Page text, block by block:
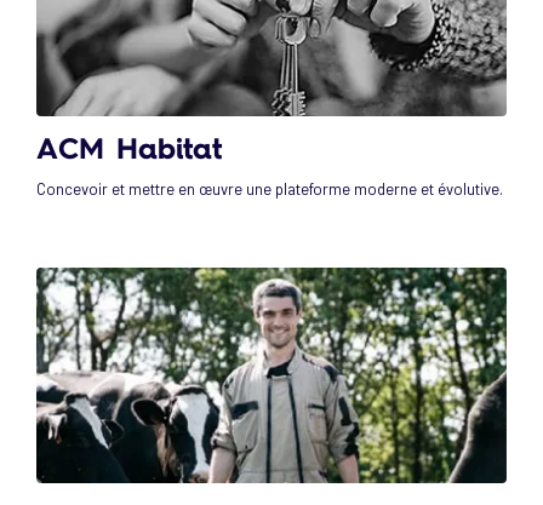
ACM Habitat
Concevoir et mettre en œuvre une plateforme moderne et évolutive.